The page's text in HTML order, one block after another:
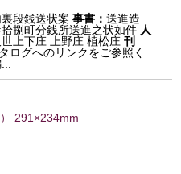
裏段銭送状案 事書：送進造
捌町分銭所送進之状如件 人
上下庄 上野庄 植松庄 刊
ログへのリンクをご参照く
） 291×234mm